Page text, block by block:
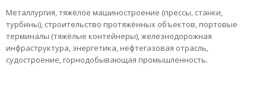
Металлургия, тяжёлое машиностроение (прессы, станки,
турбины), строительство протяжённых объектов, портовые
терминалы (тяжёлые контейнеры), железнодорожная
инфраструктура, энергетика, нефтегазовая отрасль,
судостроение, горнодобывающая промышленность.